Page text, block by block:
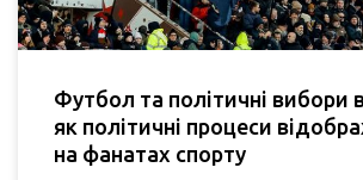
Футбол та політичні вибори
як політичні процеси
на фанатах спорту